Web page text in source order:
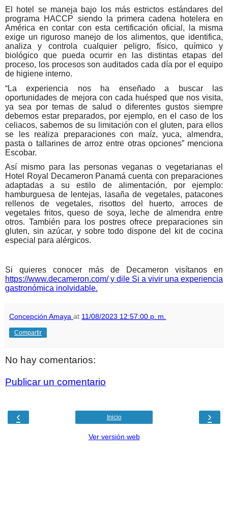
El hotel se maneja bajo los más estrictos estándares del
programa HACCP siendo
la primera cadena hotelera en
América en contar con esta certificación oficial , la misma
exige un riguroso manejo de los alimentos, que identifica,
analiza y controla cualquier peligro, físico, químico y
biológico que pueda ocurrir en las distintas etapas del
proceso, los procesos son auditados cada día por el equipo
de higiene interno.
“La experiencia nos ha enseñado a buscar las
oportunidades de mejora con cada huésped que nos visita,
ya sea por temas de salud o diferentes gustos siempre
debemos estar preparados, por ejemplo, en el caso de los
celiacos, sabemos de su limitación con el gluten, para ellos
se les realiza preparaciones con maíz, yuca, almendra,
pasta o tallarines de arroz entre otras opciones” menciona
Escobar.
Así mismo para las personas veganas o vegetarianas el
Hotel Royal Decameron Panamá cuenta con preparaciones
adaptadas a su estilo de alimentación, por ejemplo:
hamburguesa de lentejas, lasaña de vegetales, patacones
rellenos de vegetales, risottos del huerto, arroces de
vegetales fritos, queso de soya, leche de almendra entre
otros. También para los postres ofrece preparaciones sin
gluten, sin azúcar, y sobre todo dispone del kit de cocina
especial para alérgicos.
Si quieres conocer más de Decameron visítanos en
https://www.decameron.com/y dile Si a vivir una experiencia
gastronómica inolvidable.
Concepción Amaya at 11/08/2023 12:57:00 p. m.
Compartir
No hay comentarios:
Publicar un comentario
‹ ›
Inicio
Ver versión web